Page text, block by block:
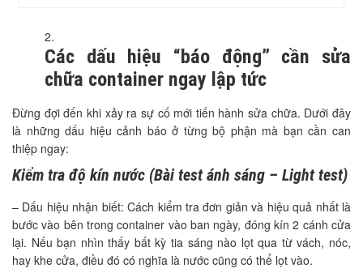
Các dấu hiệu “báo động” cần sửa
chữa container ngay lập tức
Đừng đợi đến khi xảy ra sự cố mới tiến hành sửa chữa. Dưới đây
là những dấu hiệu cảnh báo ở từng bộ phận mà bạn cần can
thiệp ngay:
Kiểm tra độ kín nước (Bài test ánh sáng – Light test)
– Dấu hiệu nhận biết: Cách kiểm tra đơn giản và hiệu quả nhất là
bước vào bên trong container vào ban ngày, đóng kín 2 cánh cửa
lại. Nếu bạn nhìn thấy bất kỳ tia sáng nào lọt qua từ vách, nóc,
hay khe cửa, điều đó có nghĩa là nước cũng có thể lọt vào.